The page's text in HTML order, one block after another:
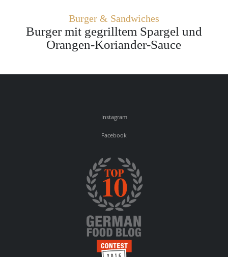
Burger & Sandwiches
Burger mit gegrilltem Spargel und
Orangen-Koriander-Sauce
Instagram
Facebook